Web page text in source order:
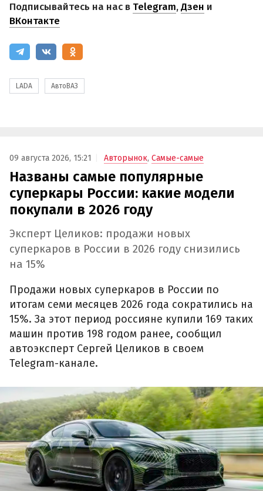
Подписывайтесь на нас в Telegram,Дзен и
ВКонтакте
LADA АвтоВАЗ
09 августа 2026, 15:21 Авторынок, Самые-самые
Названы самые популярные
суперкары России: какие модели
покупали в 2026 году
Эксперт Целиков: продажи новых
суперкаров в России в 2026 году снизились
на 15%
Продажи новых суперкаров в России по
итогам семи месяцев 2026 года сократились на
15%. За этот период россияне купили 169 таких
машин против 198 годом ранее, сообщил
автоэксперт Сергей Целиков в своем
Telegram-канале.